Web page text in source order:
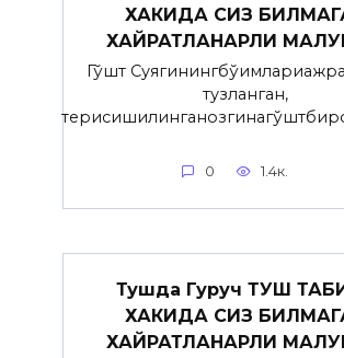
ХАКИДА СИЗ
ХАЙРАТЛАНАРЛИ
Гўшт
тузланган,
0 1.4к.
Тушда Гуруч ТУШ
ХАКИДА СИЗ
ХАЙРАТЛАНАРЛИ